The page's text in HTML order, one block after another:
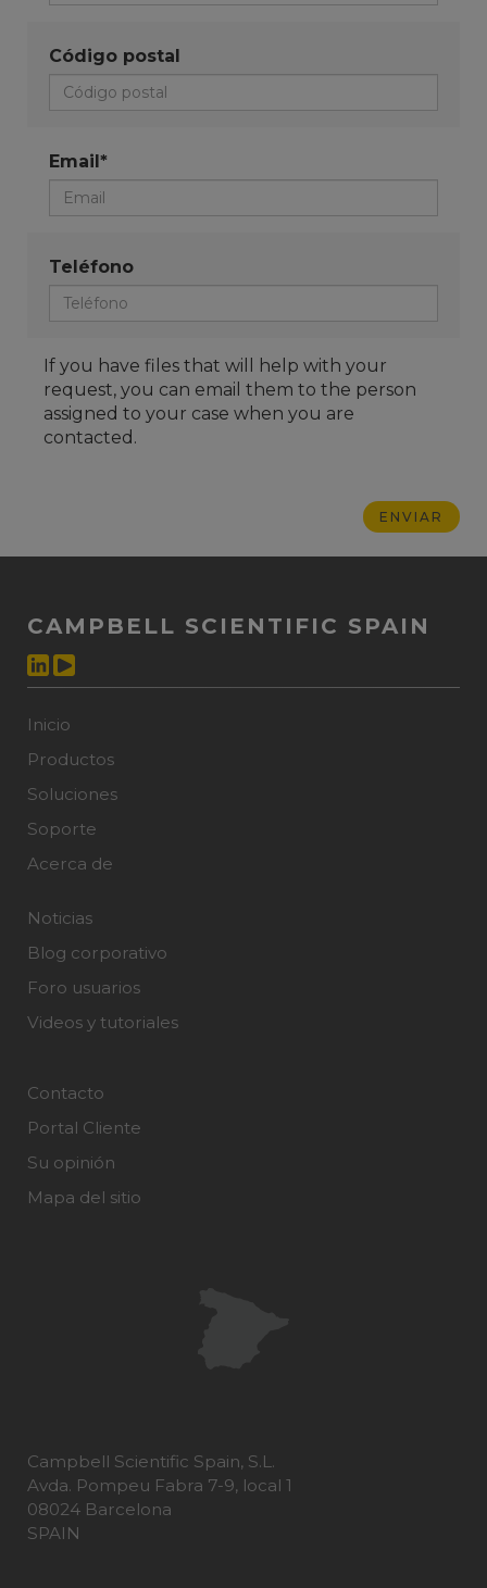
Código postal
Email*
Teléfono
If you have files that will help with your
request, you can email them to the person
assigned to your case when you are
contacted.
CAMPBELL SCIENTIFIC SPAIN
Inicio
Productos
Soluciones
Soporte
Acerca de
Noticias
Blog corporativo
Foro usuarios
Videos y tutoriales
Contacto
Portal Cliente
Su opinión
Mapa del sitio
Campbell Scientific Spain, S.L.
Avda. Pompeu Fabra 7-9, local 1
08024 Barcelona
SPAIN